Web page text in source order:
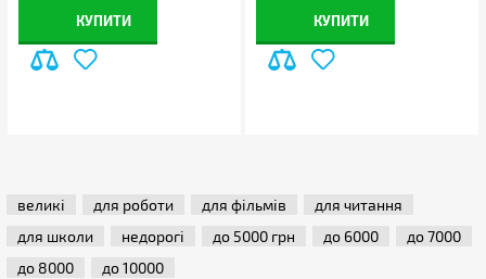
КУПИТИ КУПИТИ
великі для роботи для фільмів
для читання
для школи
недорогі до 5000 грн до 6000
до 7000
до 8000
до 10000